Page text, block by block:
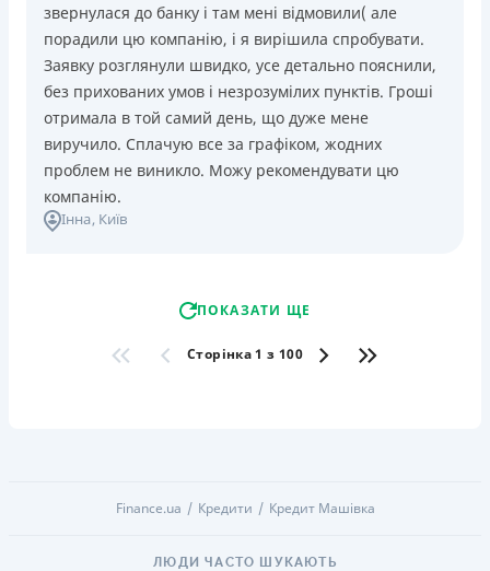
звернулася до банку і там мені відмовили( але
порадили цю компанію, і я вирішила спробувати.
Заявку розглянули швидко, усе детально пояснили,
без прихованих умов і незрозумілих пунктів. Гроші
отримала в той самий день, що дуже мене
виручило. Сплачую все за графіком, жодних
проблем не виникло. Можу рекомендувати цю
компанію.
Інна, Київ
ПОКАЗАТИ ЩЕ
Сторінка 1 з 100
Finance.ua Кредити Кредит Машівка
ЛЮДИ ЧАСТО ШУКАЮТЬ